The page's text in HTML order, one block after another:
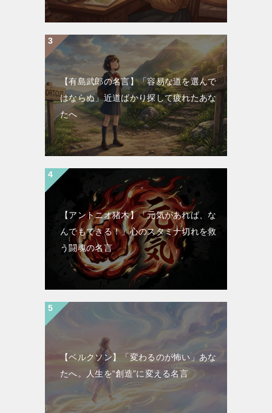
【有島武郎の名言】「容易な道を選んで
はならぬ」近道ばかり探して疲れたあな
たへ
【アントニオ猪木】「元気があれば、な
んでもできる！」心のスタミナ切れを救
う闘魂の名言
【ベルクソン】「変わるのが怖い」あな
たへ。人生を“創造”に変える名言